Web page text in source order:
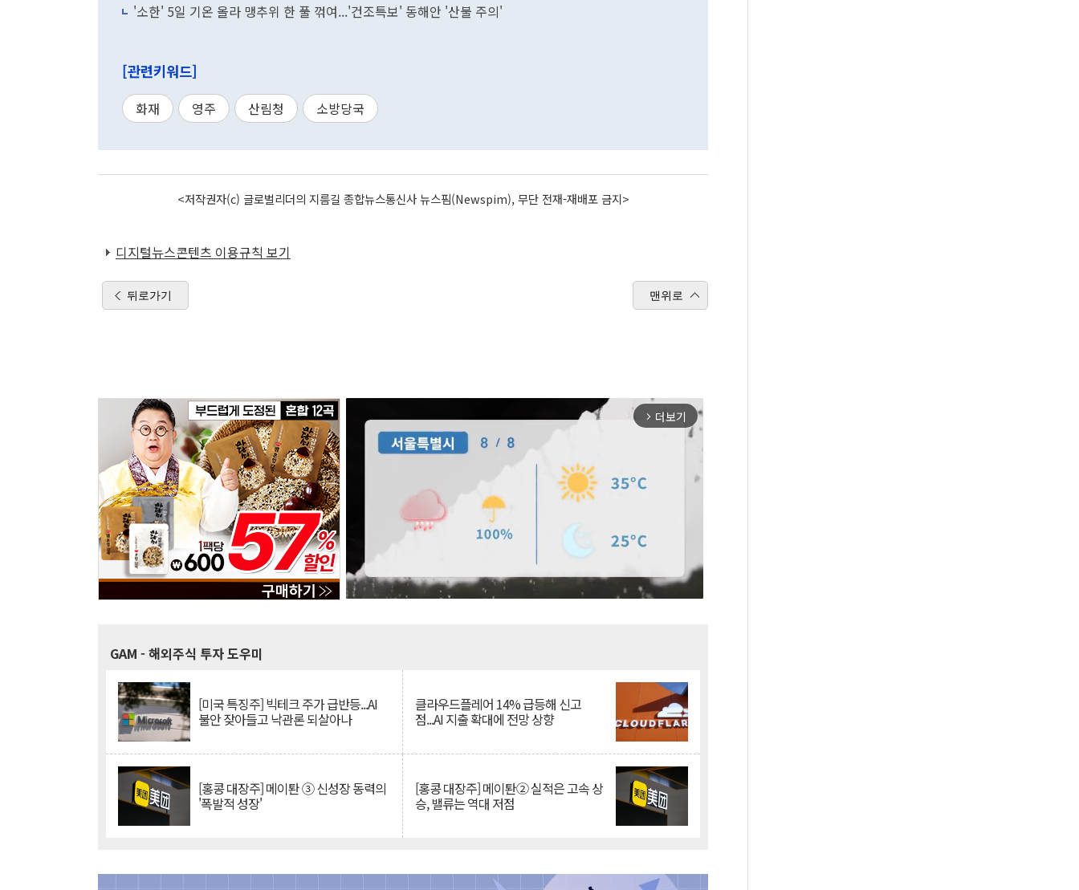
'소한' 5일 기온 올라 맹추위 한 풀 꺾여...'건조특보' 동해안 '산불 주의'
[관련키워드]
화재 영주 산림청 소방당국
<저작권자(c) 글로벌리더의 지름길 종합뉴스통신사 뉴스핌(Newspim), 무단 전재-재배포 금지>
디지털뉴스콘텐츠 이용규칙 보기
뒤로가기 맨위로
arrow_forward_ios 더보기
GAM - 해외주식 투자 도우미
[미국 특징주] 빅테크 주가 급반등...AI
불안 잦아들고 낙관론 되살아나
클라우드플레어 14% 급등해 신고
점...AI 지출 확대에 전망 상향
[홍콩 대장주] 메이퇀 ③ 신성장 동력의
'폭발적 성장'
[홍콩 대장주] 메이퇀② 실적은 고속 상
승, 밸류는 역대 저점